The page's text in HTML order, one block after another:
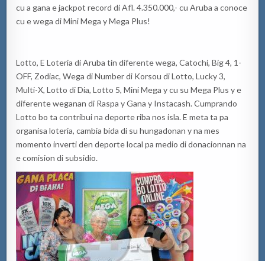
cu a gana e jackpot record di Afl. 4.350.000,- cu Aruba a conoce
cu e wega di Mini Mega y Mega Plus!
Lotto, E Loteria di Aruba tin diferente wega, Catochi, Big 4, 1-
OFF, Zodiac, Wega di Number di Korsou di Lotto, Lucky 3,
Multi-X, Lotto di Dia, Lotto 5, Mini Mega y cu su Mega Plus y e
diferente weganan di Raspa y Gana y Instacash. Cumprando
Lotto bo ta contribui na deporte riba nos isla. E meta ta pa
organisa loteria, cambia bida di su hungadonan y na mes
momento inverti den deporte local pa medio di donacionnan na
e comision di subsidio.